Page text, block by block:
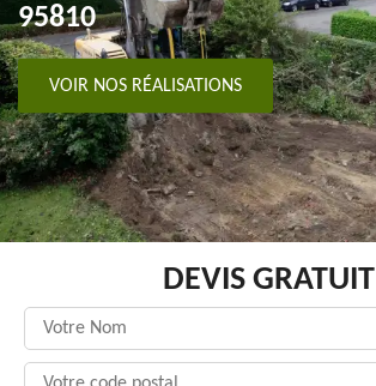
95810
VOIR NOS RÉALISATIONS
DEVIS GRATUIT